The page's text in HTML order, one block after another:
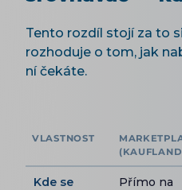
Tento rozdíl stojí za to
rozhoduje o tom, jak
ní čekáte.
VLASTNOST
Kde se
Přímo na